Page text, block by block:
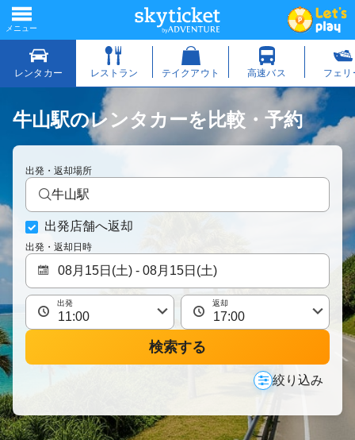
牛山駅のレンタカーを比較・予約
出発・返却場所
牛山駅
出発店舗へ返却
出発・返却日時
出発 返却
検索する
絞り込み